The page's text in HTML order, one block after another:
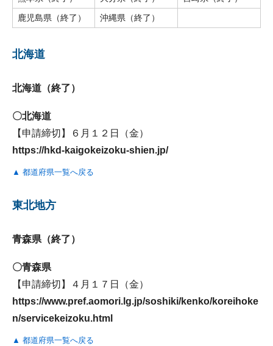
鹿児島県（終了）
沖縄県（終了）
北海道
北海道（終了）
〇北海道
【申請締切】６月１２日（金）
https://hkd-kaigokeizoku-shien.jp/
▲ 都道府県一覧へ戻る
東北地方
青森県（終了）
〇青森県
【申請締切】４月１７日（金）
https://www.pref.aomori.lg.jp/soshiki/kenko/koreihoke
n/servicekeizoku.html
▲ 都道府県一覧へ戻る